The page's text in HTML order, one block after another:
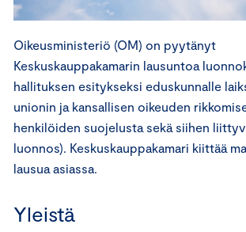
Oikeusministeriö (OM) on pyytänyt
Keskuskauppakamarin lausuntoa
hallituksen esitykseksi eduskunnalle
unionin ja kansallisen oikeuden
henkilöiden suojelusta sekä siihen
luonnos). Keskuskauppakamari kiittää
lausua asiassa.
Yleistä